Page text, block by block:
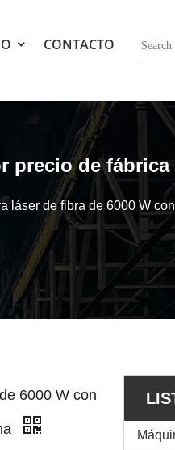
CONTACTO
precio de fábrica
láser de fibra de 6000 W
6000 W con